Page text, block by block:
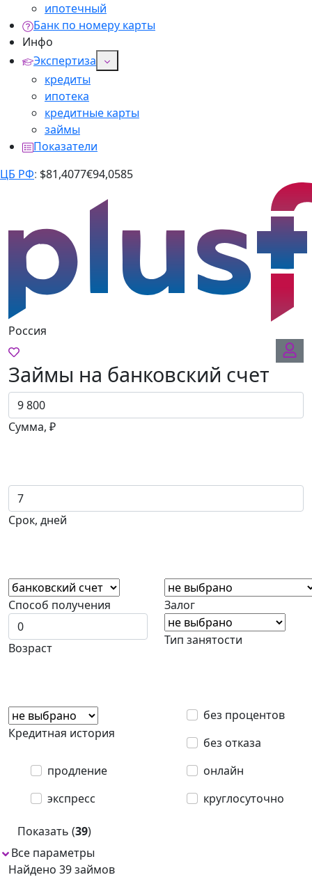
ипотечный
Банк по номеру карты
Инфо
Экспертиза
кредиты
ипотека
кредитные карты
займы
Показатели
ЦБ РФ: $81,4077€94,0585
Россия
Займы на банковский счет
Сумма, ₽
Срок, дней
Способ получения Залог
Возраст
Тип занятости
Кредитная история
без процентов
без отказа
продление
экспресс
онлайн
круглосуточно
Показать (39)
Все параметры
Найдено 39 займов